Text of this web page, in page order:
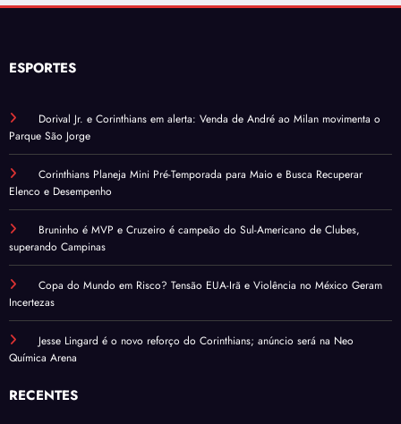
ESPORTES
Dorival Jr. e Corinthians em alerta: Venda de André ao Milan movimenta o
Parque São Jorge
Corinthians Planeja Mini Pré-Temporada para Maio e Busca Recuperar
Elenco e Desempenho
Bruninho é MVP e Cruzeiro é campeão do Sul-Americano de Clubes,
superando Campinas
Copa do Mundo em Risco? Tensão EUA-Irã e Violência no México Geram
Incertezas
Jesse Lingard é o novo reforço do Corinthians; anúncio será na Neo
Química Arena
RECENTES